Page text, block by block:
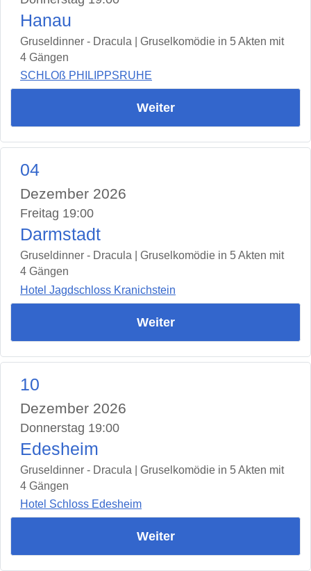
Hanau
Gruseldinner - Dracula | Gruselkomödie in 5 Akten mit
4 Gängen
SCHLOß PHILIPPSRUHE
Weiter
04
Dezember 2026
Freitag 19:00
Darmstadt
Gruseldinner - Dracula | Gruselkomödie in 5 Akten mit
4 Gängen
Hotel Jagdschloss Kranichstein
Weiter
10
Dezember 2026
Donnerstag 19:00
Edesheim
Gruseldinner - Dracula | Gruselkomödie in 5 Akten mit
4 Gängen
Hotel Schloss Edesheim
Weiter